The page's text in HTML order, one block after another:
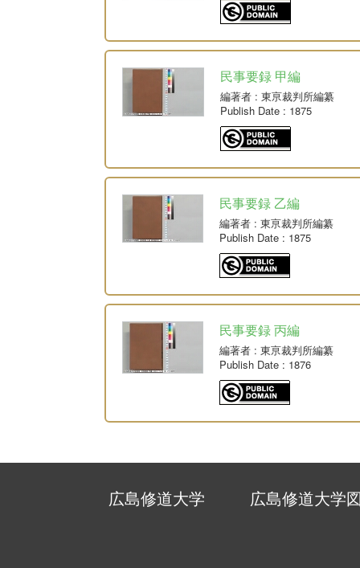
民事要録 甲編
編著者 : 東亰裁判所編纂
Publish Date : 1875
民事要録 乙編
編著者 : 東亰裁判所編纂
Publish Date : 1875
民事要録 丙編
編著者 : 東亰裁判所編纂
Publish Date : 1876
広島修道大学 広島修道大学